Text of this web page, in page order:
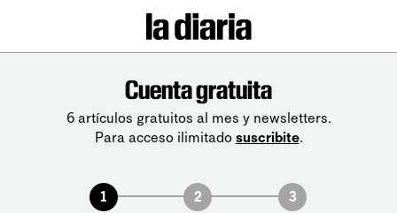
Cuenta gratuita
6 artículos gratuitos al mes y newsletters.
Para acceso ilimitado suscribite.
1 2 3